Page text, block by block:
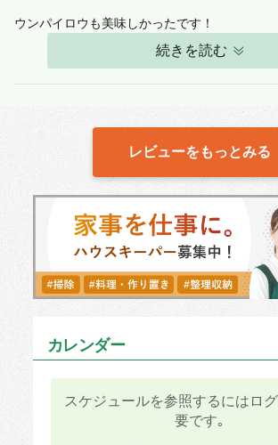
ウンパイロウも美味しかったです！
続きを読む
レビューをもっとみる
カレンダー
スケジュールを参照するにはロ
要です｡